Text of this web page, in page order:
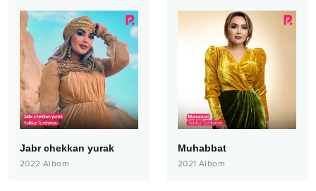
Jabr chekkan yurak
2022 Albom
Muhabbat
2021 Albom